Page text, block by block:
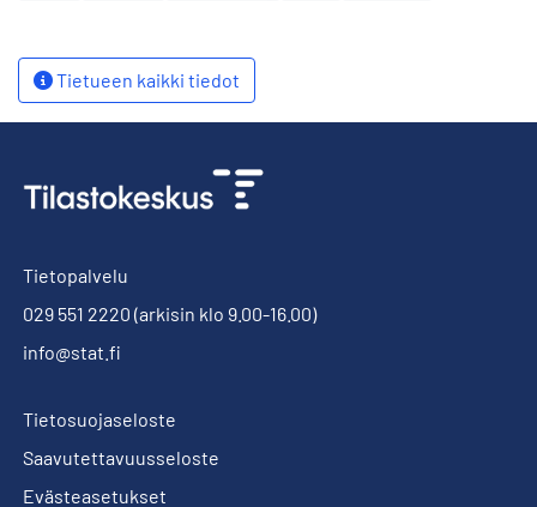
Tietueen kaikki tiedot
Tietopalvelu
029 551 2220 (arkisin klo 9.00-16.00)
info@stat.fi
Tietosuojaseloste
Saavutettavuusseloste
Evästeasetukset